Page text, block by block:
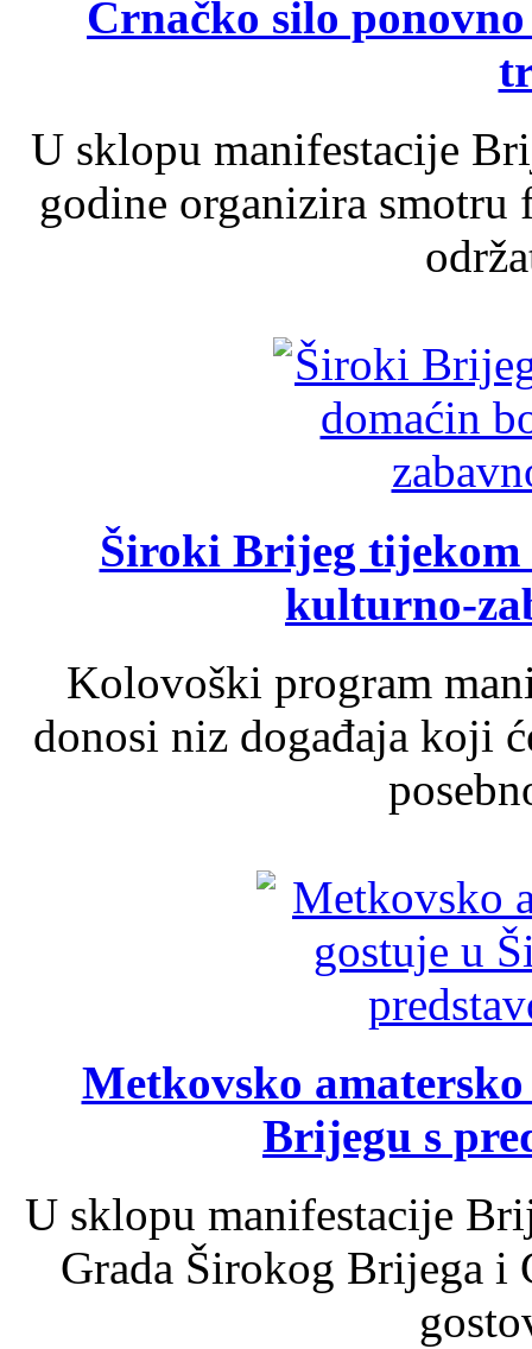
Crnačko silo
U sklopu manifestacije
godine organizira
Široki Brijeg tijekom
kulturno-
Kolovoški program
donosi niz događaja koji
Metkovsko
Brijegu s
U sklopu manifestacije
Grada Širokog Brijega